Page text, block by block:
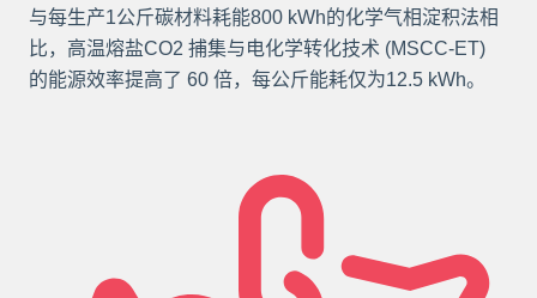
与每生产1公斤碳材料耗能800 kWh的化学气相淀积法相
比，高温熔盐CO2 捕集与电化学转化技术 (MSCC-ET)
的能源效率提高了 60 倍，每公斤能耗仅为12.5 kWh。